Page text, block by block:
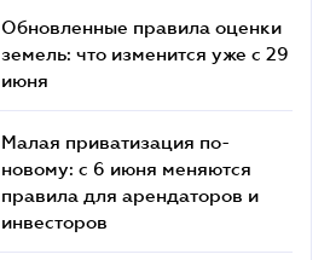
Обновленные правила оценки
земель: что изменится уже с 29
июня
Малая приватизация по-
новому: с 6 июня меняются
правила для арендаторов и
инвесторов